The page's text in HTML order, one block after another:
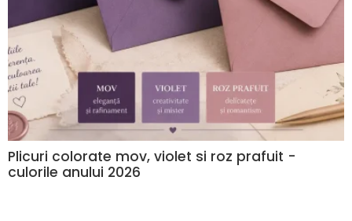
Plicuri colorate mov, violet si roz prafuit -
culorile anului 2026